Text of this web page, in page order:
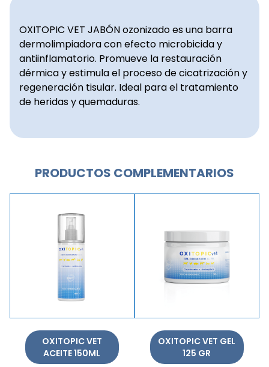
OXITOPIC VET JABÓN ozonizado es una barra
dermolimpiadora con efecto microbicida y
antiinflamatorio. Promueve la restauración
dérmica y estimula el proceso de cicatrización y
regeneración tisular. Ideal para el tratamiento
de heridas y quemaduras.
PRODUCTOS COMPLEMENTARIOS
OXITOPIC VET
ACEITE 150ML
OXITOPIC VET GEL
125 GR